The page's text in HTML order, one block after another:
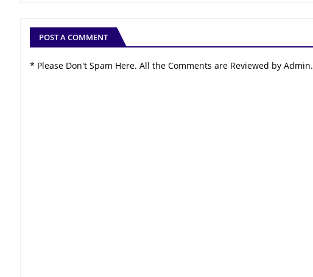
POST A COMMENT
* Please Don't Spam Here. All the Comments are Reviewed by Admin.